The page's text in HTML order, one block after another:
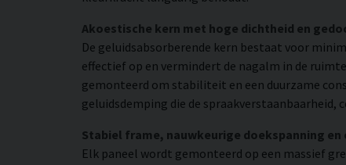
Akoestische kern met hoge dichtheid en
De geluidsabsorberende kern bestaat voor
effectief op en vermindert de nagalm in de
gemonteerd om stabiliteit en een duurzame
geluidsdemping die de
Stabiel frame, nauwkeurige doekspanning
Elk paneel wordt gemonteerd op een massief